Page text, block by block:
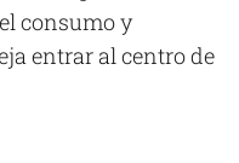
consumo y
entrar al centro de